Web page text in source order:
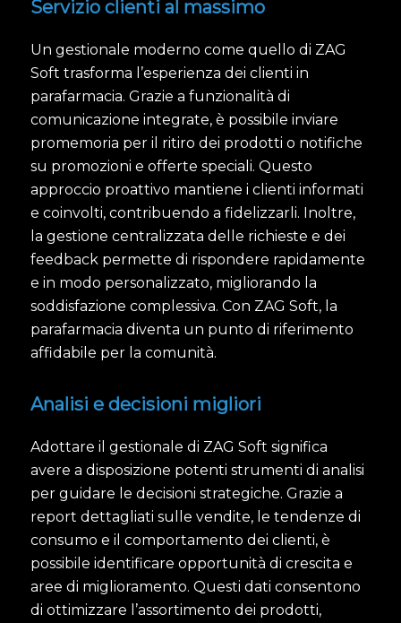
Servizio clienti al massimo
Un gestionale moderno come quello di ZAG
Soft trasforma l’esperienza dei clienti in
parafarmacia. Grazie a funzionalità di
comunicazione integrate, è possibile inviare
promemoria per il ritiro dei prodotti o notifiche
su promozioni e offerte speciali. Questo
approccio proattivo mantiene i clienti informati
e coinvolti, contribuendo a fidelizzarli. Inoltre,
la gestione centralizzata delle richieste e dei
feedback permette di rispondere rapidamente
e in modo personalizzato, migliorando la
soddisfazione complessiva. Con ZAG Soft, la
parafarmacia diventa un punto di riferimento
affidabile per la comunità.
Analisi e decisioni migliori
Adottare il gestionale di ZAG Soft significa
avere a disposizione potenti strumenti di analisi
per guidare le decisioni strategiche. Grazie a
report dettagliati sulle vendite, le tendenze di
consumo e il comportamento dei clienti, è
possibile identificare opportunità di crescita e
aree di miglioramento. Questi dati consentono
di ottimizzare l’assortimento dei prodotti,